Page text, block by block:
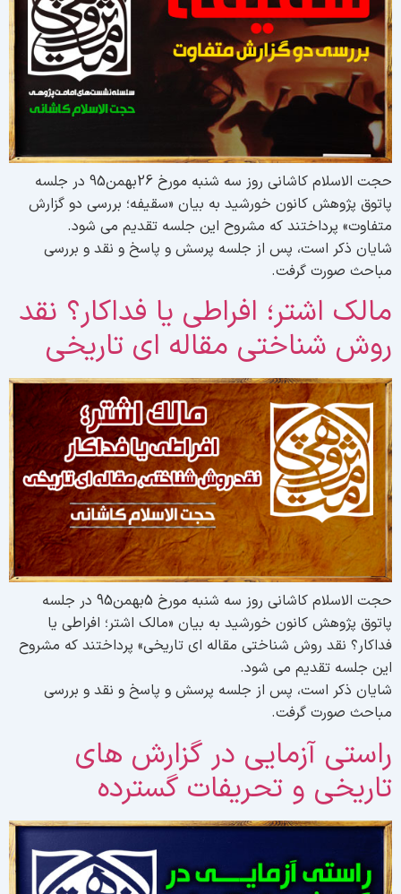
حجت الاسلام کاشانی روز سه شنبه مورخ 26بهمن95 در جلسه
پژوهش کانون خورشید به بیان «سقیفه؛ بررسی دو گزارش
پرداختند که مشروح این جلسه تقدیم می شود.
ذکر است، پس از جلسه پرسش و پاسخ و نقد و بررسی
صورت گرفت.
اشتر؛ افراطی یا فداکار؟ نقد
شناختی مقاله ای تاریخی
حجت الاسلام کاشانی روز سه شنبه مورخ 5بهمن95 در جلسه
پژوهش کانون خورشید به بیان «مالک اشتر؛ افراطی یا
نقد روش شناختی مقاله ای تاریخی» پرداختند که مشروح
جلسه تقدیم می شود.
ذکر است، پس از جلسه پرسش و پاسخ و نقد و بررسی
صورت گرفت.
آزمایی در گزارش های
و تحریفات گسترده